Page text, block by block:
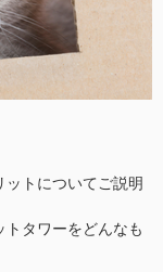
ットについてご説明
トタワーをどんなも